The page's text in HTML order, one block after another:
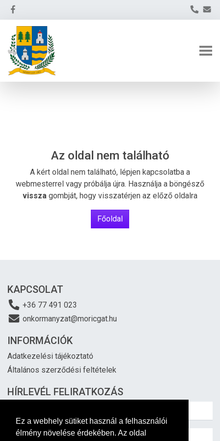
Ez a webhely sütiket használ a felhasználói
élmény növelése érdekében. Az oldal
Az oldal nem található
A kért oldal nem található, lépjen kapcsolatba a
webmesterrel vagy próbálja újra. Használja a böngésző
vissza gombját, hogy visszatérjen az előző oldalra
Főoldal
KAPCSOLAT
+36 77 491 023
onkormanyzat@moricgat.hu
INFORMÁCIÓK
Adatkezelési tájékoztató
Általános szerződési feltételek
HÍRLEVÉL FELIRATKOZÁS